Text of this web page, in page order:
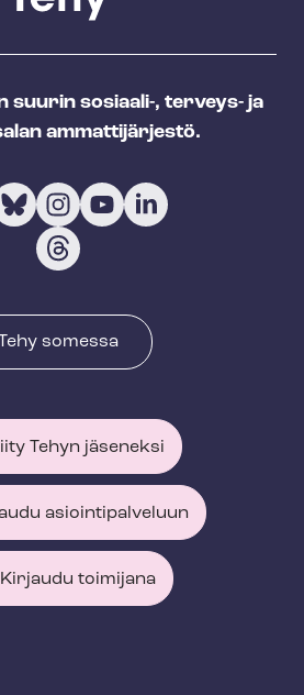
suurin sosiaali-, terveys- ja
ammattijärjestö.
somessa
Tehyn jäseneksi
asiointipalveluun
Kirjaudu toimijana